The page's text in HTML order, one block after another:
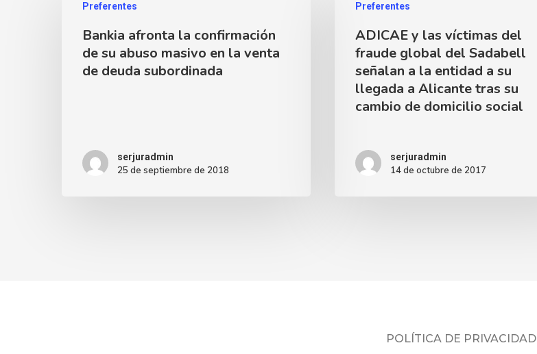
Preferentes
Bankia afronta la confirmación
de su abuso masivo en la venta
de deuda subordinada
serjuradmin
25 de septiembre de 2018
Preferentes
ADICAE y las víctimas del
fraude global del Sadabell
señalan a la entidad a su
llegada a Alicante tras su
cambio de domicilio social
serjuradmin
14 de octubre de 2017
POLÍTICA DE PRIVACIDAD